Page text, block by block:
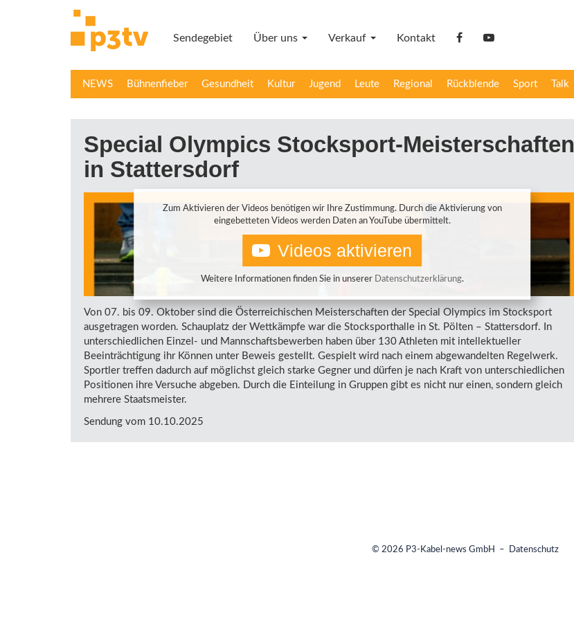
Sendegebiet Über uns Verkauf Kontakt facebookYouTube
NEWS Bühnenfieber Gesundheit Kultur Jugend Leute Regional Rückblende Sport Talk
Special Olympics Stocksport-Meisterschaften
in Stattersdorf
Zum Aktivieren der Videos benötigen wir Ihre Zustimmung. Durch die Aktivierung von
eingebetteten Videos werden Daten an YouTube übermittelt.
Videos aktivieren
Weitere Informationen finden Sie in unserer Datenschutzerklärung.
Von 07. bis 09. Oktober sind die Österreichischen Meisterschaften der Special Olympics im Stocksport
ausgetragen worden. Schauplatz der Wettkämpfe war die Stocksporthalle in St. Pölten – Stattersdorf. In
unterschiedlichen Einzel- und Mannschaftsbewerben haben über 130 Athleten mit intellektueller
Beeinträchtigung ihr Können unter Beweis gestellt. Gespielt wird nach einem abgewandelten Regelwerk.
Sportler treffen dadurch auf möglichst gleich starke Gegner und dürfen je nach Kraft von unterschiedlichen
Positionen ihre Versuche abgeben. Durch die Einteilung in Gruppen gibt es nicht nur einen, sondern gleich
mehrere Staatsmeister.
Sendung vom 10.10.2025
© 2026 P3-Kabel-news GmbH – Datenschutz